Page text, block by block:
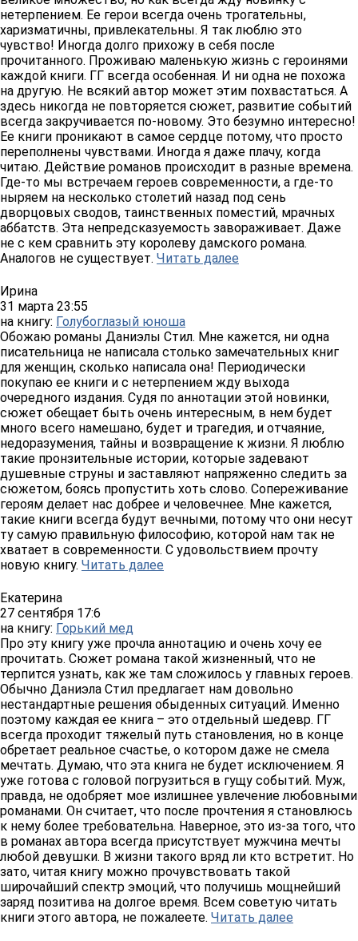
нетерпением. Ее герои всегда очень трогательны,
харизматичны, привлекательны. Я так люблю это
чувство! Иногда долго прихожу в себя после
прочитанного. Проживаю маленькую жизнь с героинями
каждой книги. ГГ всегда особенная. И ни одна не похожа
на другую. Не всякий автор может этим похвастаться. А
здесь никогда не повторяется сюжет, развитие событий
всегда закручивается по-новому. Это безумно интересно!
Ее книги проникают в самое сердце потому, что просто
переполнены чувствами. Иногда я даже плачу, когда
читаю. Действие романов происходит в разные времена.
Где-то мы встречаем героев современности, а где-то
ныряем на несколько столетий назад под сень
дворцовых сводов, таинственных поместий, мрачных
аббатств. Эта непредсказуемость завораживает. Даже
не с кем сравнить эту королеву дамского романа.
Аналогов не существует. Читать далее
Ирина
31 марта 23:55
на книгу: Голубоглазый юноша
Обожаю романы Даниэлы Стил. Мне кажется, ни одна
писательница не написала столько замечательных книг
для женщин, сколько написала она! Периодически
покупаю ее книги и с нетерпением жду выхода
очередного издания. Судя по аннотации этой новинки,
сюжет обещает быть очень интересным, в нем будет
много всего намешано, будет и трагедия, и отчаяние,
недоразумения, тайны и возвращение к жизни. Я люблю
такие пронзительные истории, которые задевают
душевные струны и заставляют напряженно следить за
сюжетом, боясь пропустить хоть слово. Сопереживание
героям делает нас добрее и человечнее. Мне кажется,
такие книги всегда будут вечными, потому что они несут
ту самую правильную философию, которой нам так не
хватает в современности. С удовольствием прочту
новую книгу. Читать далее
Екатерина
27 сентября 17:6
на книгу: Горький мед
Про эту книгу уже прочла аннотацию и очень хочу ее
прочитать. Сюжет романа такой жизненный, что не
терпится узнать, как же там сложилось у главных героев.
Обычно Даниэла Стил предлагает нам довольно
нестандартные решения обыденных ситуаций. Именно
поэтому каждая ее книга – это отдельный шедевр. ГГ
всегда проходит тяжелый путь становления, но в конце
обретает реальное счастье, о котором даже не смела
мечтать. Думаю, что эта книга не будет исключением. Я
уже готова с головой погрузиться в гущу событий. Муж,
правда, не одобряет мое излишнее увлечение любовными
романами. Он считает, что после прочтения я становлюсь
к нему более требовательна. Наверное, это из-за того, что
в романах автора всегда присутствует мужчина мечты
любой девушки. В жизни такого вряд ли кто встретит. Но
зато, читая книгу можно прочувствовать такой
широчайший спектр эмоций, что получишь мощнейший
заряд позитива на долгое время. Всем советую читать
книги этого автора, не пожалеете. Читать далее